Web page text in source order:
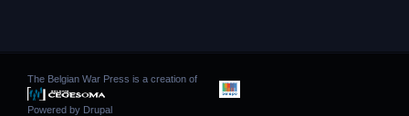
The Belgian War Press is a creation of
Powered by Drupal